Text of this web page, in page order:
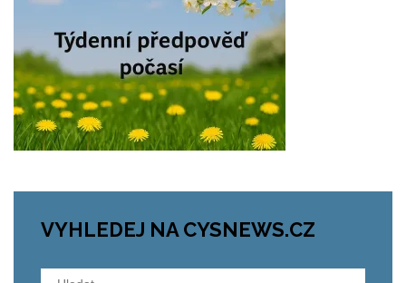
VYHLEDEJ NA CYSNEWS.CZ
Vyhledávání